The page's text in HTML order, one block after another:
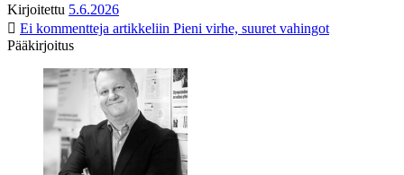
Kirjoitettu 5.6.2026
Ei kommentteja artikkeliin Pieni virhe, suuret vahingot
Pääkirjoitus